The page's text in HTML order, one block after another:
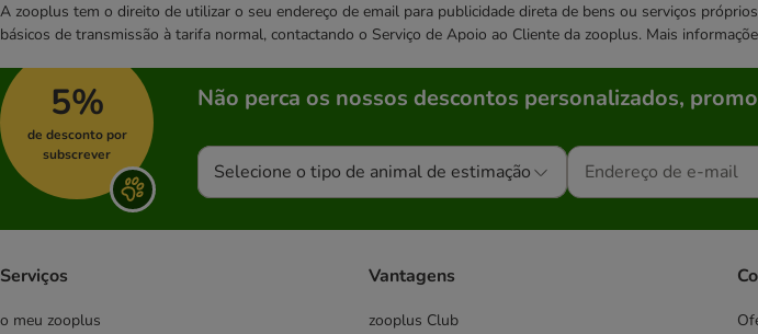
Wild Freedom
Whiskas
Affinity Advance Veterinary Diets
Concept for Life Veterinary Diet
Hill's Prescription Diet
Pro Plan Veterinary Diets
Royal Canin Veterinary
Virbac Veterinary HPM
Alimentação mista
Comida sem cereais
A zooplus tem o direito de utilizar o seu endereço de email para publicidade direta de bens ou serviços
básicos de transmissão à tarifa normal, contactando o Serviço de Apoio ao Cliente da zooplus. Mais
5%
de desconto por
subscrever
Não perca os nossos descontos personalizados,
Selecione o tipo de animal de estimação
Serviços
o meu zooplus
Vantagens
zooplus Club